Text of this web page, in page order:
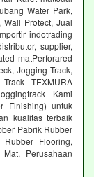
Water Park,
Wall Protect, Jual
indotrading
supplier,
matPerforared
Jogging Track,
TEXMURA
Kami
Finishing) untuk
kualitas terbaik
Pabrik Rubber
Flooring,
Perusahaan